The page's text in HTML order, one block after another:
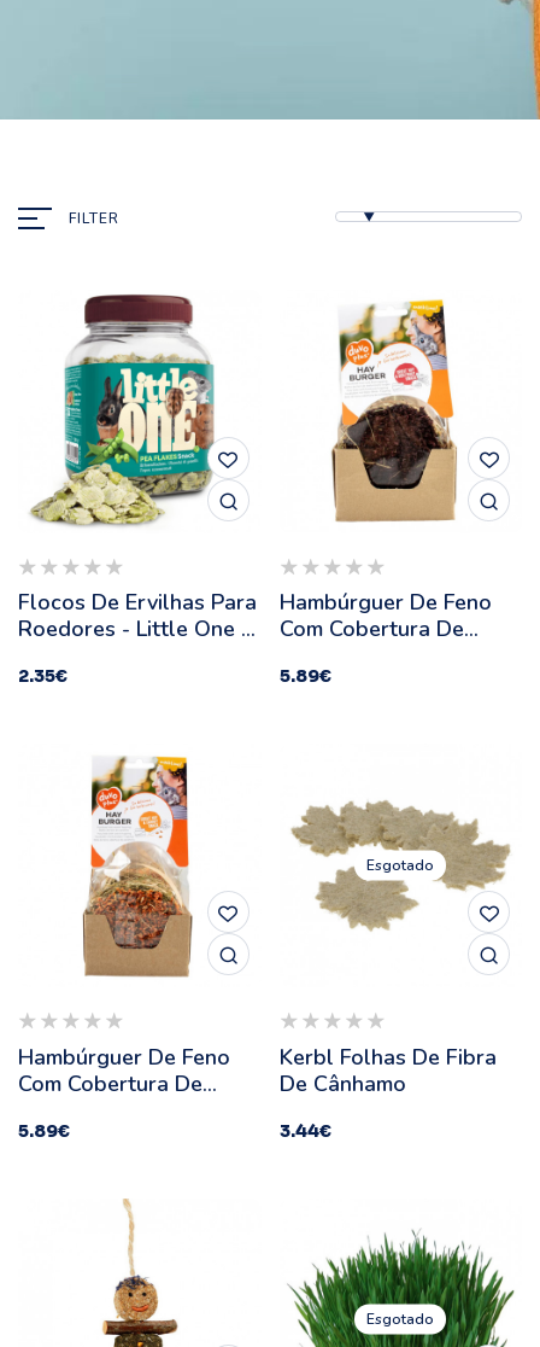
FILTER
Flocos De Ervilhas Para
Roedores - Little One -
2.35€
Hambúrguer De Feno
Com Cobertura De
Roedores - Duvo Plus -
5.89€
Hambúrguer De Feno
Com Cobertura De
- Duvo Plus -
5.89€
Esgotado
Kerbl Folhas De Fibra
De Cânhamo
3.44€
Esgotado